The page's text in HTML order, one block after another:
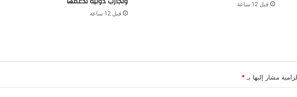
قبل 12 ساعة
قبل 12 ساعة
مشار إليها بـ *